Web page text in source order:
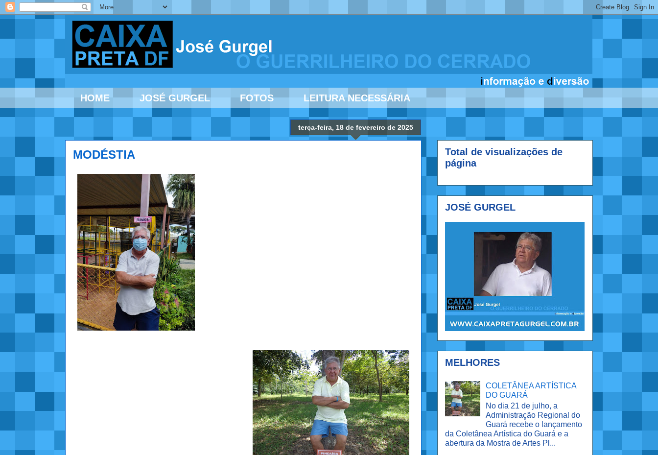
HOME JOSÉ GURGEL FOTOS LEITURA NECESSÁRIA
terça-feira, 18 de fevereiro de 2025
MODÉSTIA
Total de visualizações de
página
JOSÉ GURGEL
MELHORES
COLETÂNEA ARTÍSTICA
DO GUARÁ
No dia 21 de julho, a
Administração Regional do
Guará recebe o lançamento
da Coletânea Artística do Guará e a
abertura da Mostra de Artes Pl...